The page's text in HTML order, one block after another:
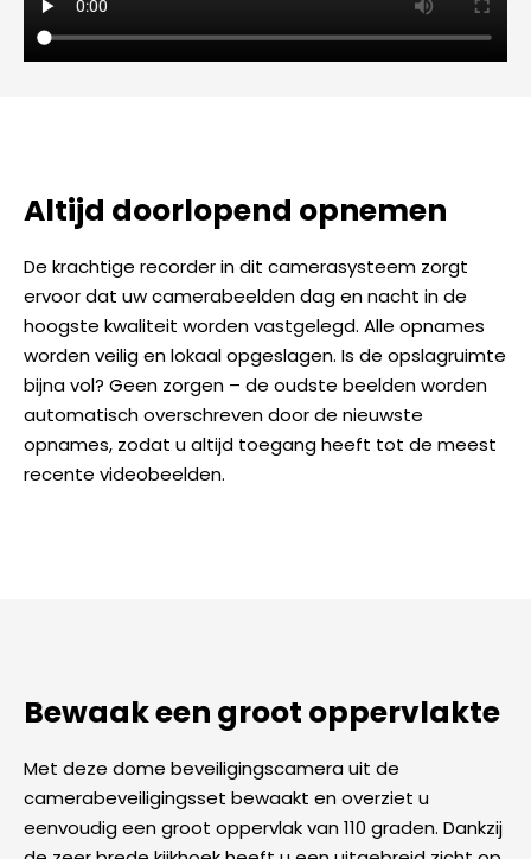
Altijd doorlopend opnemen
De krachtige recorder in dit camerasysteem zorgt
ervoor dat uw camerabeelden dag en nacht in de
hoogste kwaliteit worden vastgelegd. Alle opnames
worden veilig en lokaal opgeslagen. Is de opslagruimte
bijna vol? Geen zorgen – de oudste beelden worden
automatisch overschreven door de nieuwste
opnames, zodat u altijd toegang heeft tot de meest
recente videobeelden.
Bewaak een groot oppervlakte
Met deze dome beveiligingscamera uit de
camerabeveiligingsset bewaakt en overziet u
eenvoudig een groot oppervlak van 110 graden. Dankzij